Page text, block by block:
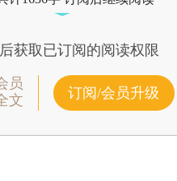
获取已订阅的阅读权限
员
文
订阅/会员升级